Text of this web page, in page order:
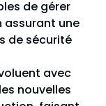
de gérer
assurant une
de sécurité
avec
nouvelles